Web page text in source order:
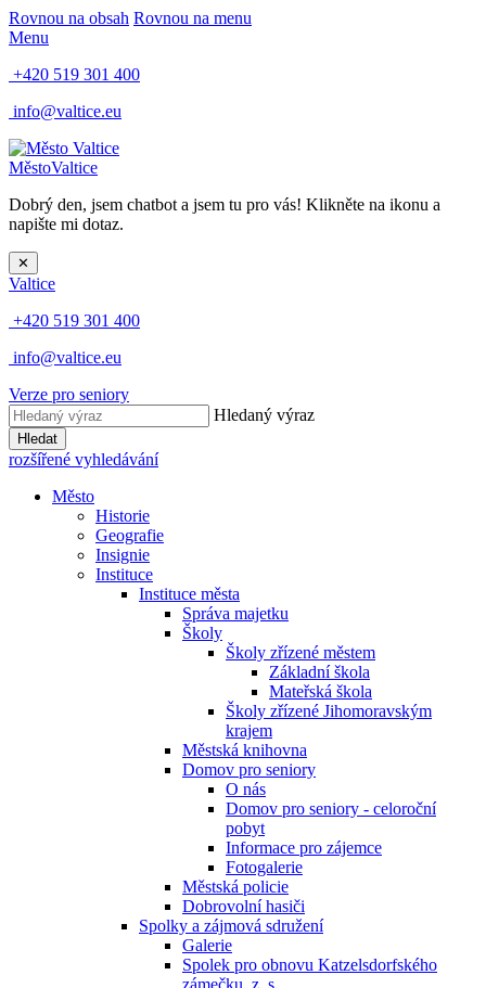
Rovnou na obsah Rovnou na menu
Menu
+420 519 301 400
info@valtice.eu
MěstoValtice
Dobrý den, jsem chatbot a jsem tu pro vás! Klikněte na ikonu a
napište mi dotaz.
✕
Valtice
+420 519 301 400
info@valtice.eu
Verze pro seniory
Hledaný výraz
Hledat
rozšířené vyhledávání
Město
Historie
Geografie
Insignie
Instituce
Instituce města
Správa majetku
Školy
Školy zřízené městem
Základní škola
Mateřská škola
Školy zřízené Jihomoravským
krajem
Městská knihovna
Domov pro seniory
O nás
Domov pro seniory - celoroční
pobyt
Informace pro zájemce
Fotogalerie
Městská policie
Dobrovolní hasiči
Spolky a zájmová sdružení
Galerie
Spolek pro obnovu Katzelsdorfského
zámečku, z. s.